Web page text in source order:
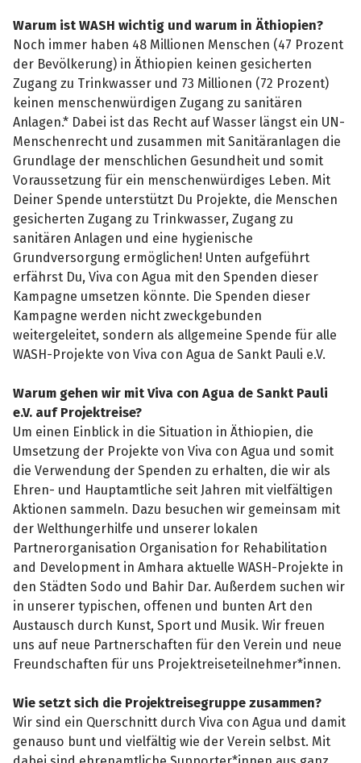
Warum ist WASH wichtig und warum in Äthiopien?
Noch immer haben 48 Millionen Menschen (47 Prozent
der Bevölkerung) in Äthiopien keinen gesicherten
Zugang zu Trinkwasser und 73 Millionen (72 Prozent)
keinen menschenwürdigen Zugang zu sanitären
Anlagen.* Dabei ist das Recht auf Wasser längst ein UN-
Menschenrecht und zusammen mit Sanitäranlagen die
Grundlage der menschlichen Gesundheit und somit
Voraussetzung für ein menschenwürdiges Leben. Mit
Deiner Spende unterstützt Du Projekte, die Menschen
gesicherten Zugang zu Trinkwasser, Zugang zu
sanitären Anlagen und eine hygienische
Grundversorgung ermöglichen! Unten aufgeführt
erfährst Du, Viva con Agua mit den Spenden dieser
Kampagne umsetzen könnte. Die Spenden dieser
Kampagne werden nicht zweckgebunden
weitergeleitet, sondern als allgemeine Spende für alle
WASH-Projekte von Viva con Agua de Sankt Pauli e.V.
Warum gehen wir mit Viva con Agua de Sankt Pauli
e.V. auf Projektreise?
Um einen Einblick in die Situation in Äthiopien, die
Umsetzung der Projekte von Viva con Agua und somit
die Verwendung der Spenden zu erhalten, die wir als
Ehren- und Hauptamtliche seit Jahren mit vielfältigen
Aktionen sammeln. Dazu besuchen wir gemeinsam mit
der Welthungerhilfe und unserer lokalen
Partnerorganisation Organisation for Rehabilitation
and Development in Amhara aktuelle WASH-Projekte in
den Städten Sodo und Bahir Dar. Außerdem suchen wir
in unserer typischen, offenen und bunten Art den
Austausch durch Kunst, Sport und Musik. Wir freuen
uns auf neue Partnerschaften für den Verein und neue
Freundschaften für uns Projektreiseteilnehmer*innen.
Wie setzt sich die Projektreisegruppe zusammen?
Wir sind ein Querschnitt durch Viva con Agua und damit
genauso bunt und vielfältig wie der Verein selbst. Mit